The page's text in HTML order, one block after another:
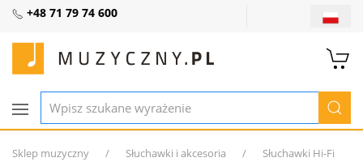
+48 71 79 74 600
Sklep muzyczny Słuchawki i akcesoria
Słuchawki Hi-Fi